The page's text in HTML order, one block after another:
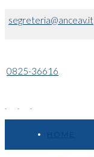
segreteria@anceav.it
0825-36616